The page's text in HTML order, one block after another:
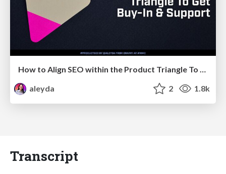
aleyda
2 1.8k
Transcript